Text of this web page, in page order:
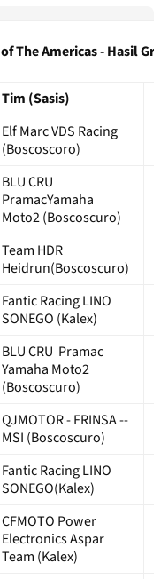
The Americas - Hasil
Tim (Sasis)
Elf Marc VDS Racing
(Boscoscoro)
BLU CRU
PramacYamaha
Moto2 (Boscoscuro)
Team HDR
Heidrun(Boscoscuro)
Fantic Racing LINO
SONEGO (Kalex)
BLU CRU Pramac
Yamaha Moto2
(Boscoscuro)
QJMOTOR - FRINSA --
MSI (Boscoscuro)
Fantic Racing LINO
SONEGO(Kalex)
CFMOTO Power
Electronics Aspar
Team (Kalex)